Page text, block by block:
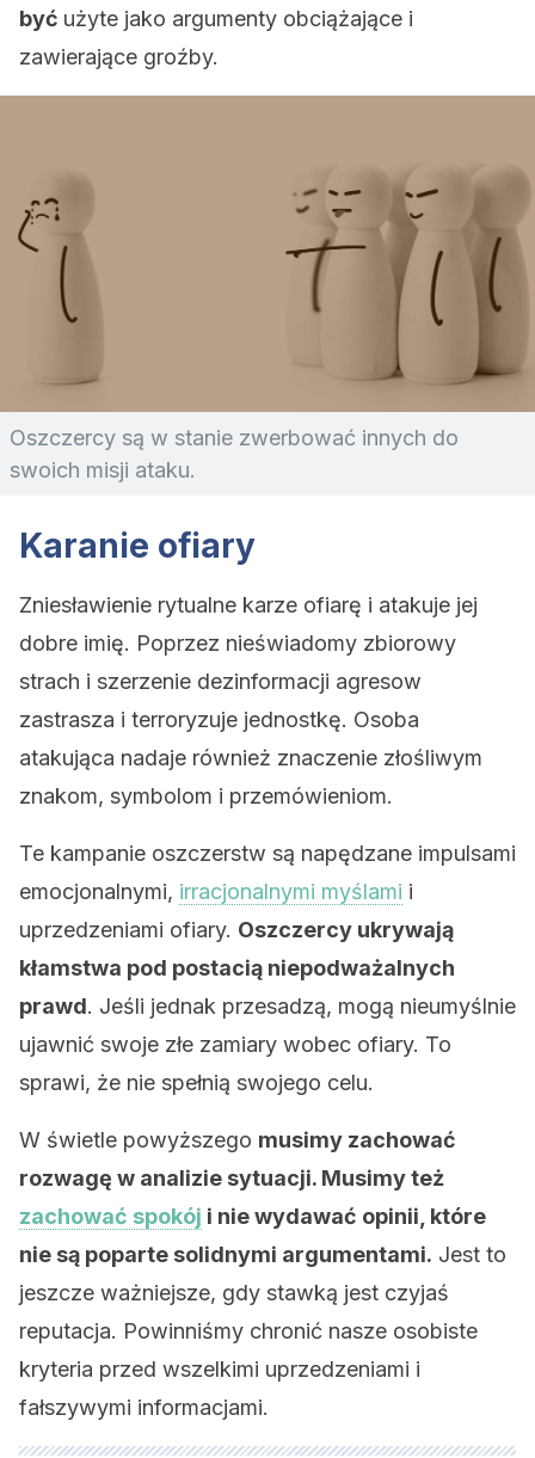
być użyte jako argumenty obciążające i
zawierające groźby.
Oszczercy są w stanie zwerbować innych do
swoich misji ataku.
Karanie ofiary
Zniesławienie rytualne karze ofiarę i atakuje jej
dobre imię. Poprzez nieświadomy zbiorowy
strach i szerzenie dezinformacji agresow
zastrasza i terroryzuje jednostkę. Osoba
atakująca nadaje również znaczenie złośliwym
znakom, symbolom i przemówieniom.
Te kampanie oszczerstw są napędzane impulsami
emocjonalnymi, irracjonalnymi myślami i
uprzedzeniami ofiary. Oszczercy ukrywają
kłamstwa pod postacią niepodważalnych
prawd. Jeśli jednak przesadzą, mogą nieumyślnie
ujawnić swoje złe zamiary wobec ofiary. To
sprawi, że nie spełnią swojego celu.
W świetle powyższego musimy zachować
rozwagę w analizie sytuacji. Musimy też
zachować spokój i nie wydawać opinii, które
nie są poparte solidnymi argumentami. Jest to
jeszcze ważniejsze, gdy stawką jest czyjaś
reputacja. Powinniśmy chronić nasze osobiste
kryteria przed wszelkimi uprzedzeniami i
fałszywymi informacjami.